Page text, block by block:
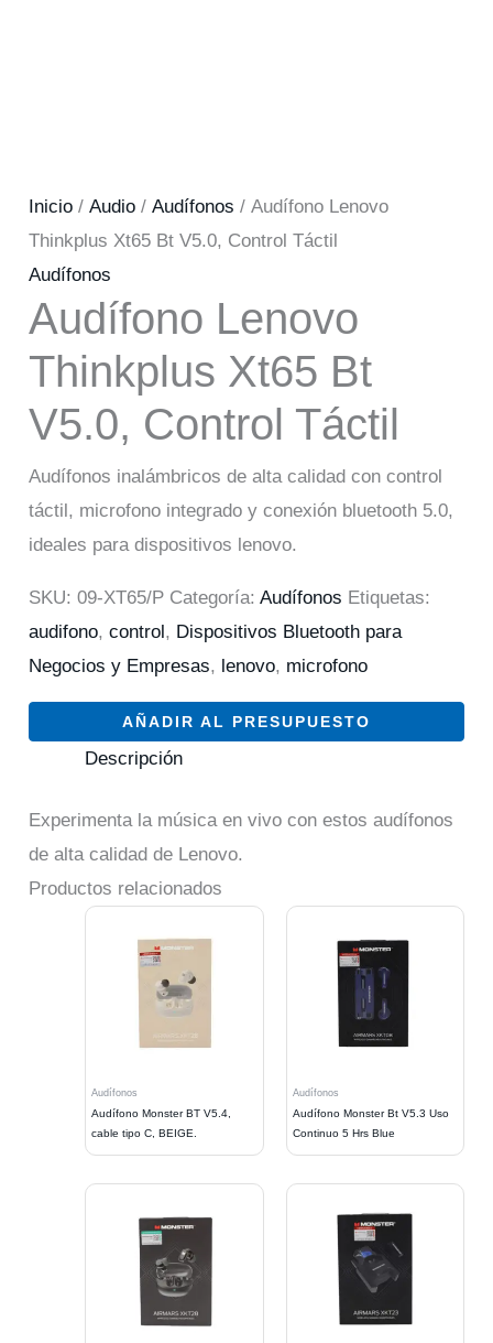
Inicio /Audio /Audífonos / Audífono Lenovo
Thinkplus Xt65 Bt V5.0, Control Táctil
Audífonos
Audífono Lenovo
Thinkplus Xt65 Bt
V5.0, Control Táctil
Audífonos inalámbricos de alta calidad con control
táctil, microfono integrado y conexión bluetooth 5.0,
ideales para dispositivos lenovo.
SKU:09-XT65/P Categoría:Audífonos Etiquetas:
audifono,control, Dispositivos Bluetooth para
Negocios y Empresas, lenovo, microfono
AÑADIR AL PRESUPUESTO
Descripción
Experimenta la música en vivo con estos audífonos
de alta calidad de Lenovo.
Productos relacionados
Audífonos
Audífono Monster BT V5.4,
cable tipo C, BEIGE.
Audífonos
Audífono Monster Bt V5.3 Uso
Continuo 5 Hrs Blue